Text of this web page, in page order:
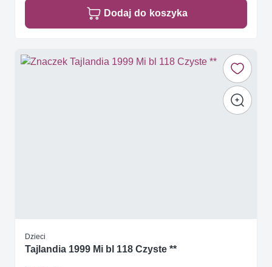
Dodaj do koszyka
Dzieci
Tajlandia 1999 Mi bl 118 Czyste **